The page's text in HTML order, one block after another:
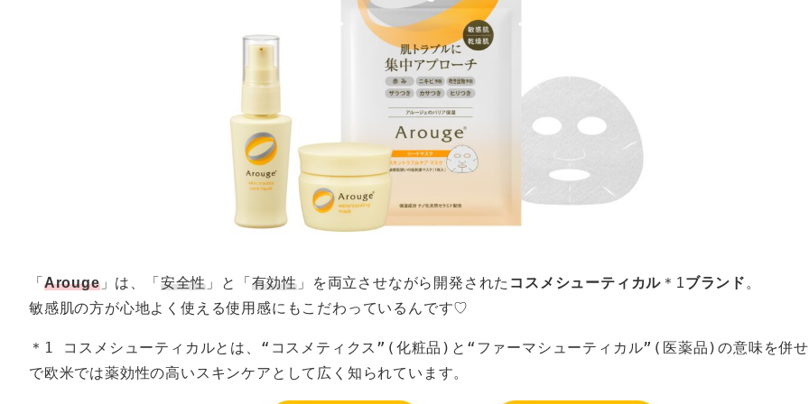
「 Arouge」は、「 安全性 」と「 有効性 」を両立させながら開発された コスメシューティカル ＊1ブランド 。
敏感肌の方が心地よく使える使用感にもこだわっているんです♡
＊1 コスメシューティカルとは、“コスメティクス”(化粧品)と“ファーマシューティカル”(医薬品)の意味を併
で欧米では薬効性の高いスキンケアとして広く知られています。